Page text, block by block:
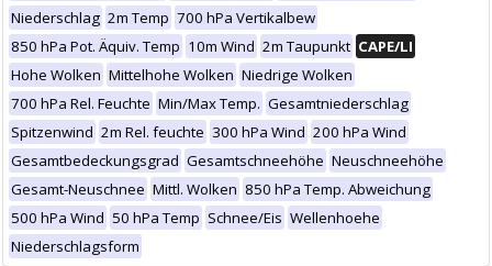
Niederschlag 2m Temp 700 hPa Vertikalbew
850 hPa Pot. Äquiv. Temp 10m Wind 2m Taupunkt CAPE/LI
Hohe Wolken Mittelhohe Wolken Niedrige Wolken
700 hPa Rel. Feuchte Min/Max Temp. Gesamtniederschlag
Spitzenwind 2m Rel. feuchte 300 hPa Wind 200 hPa Wind
Gesamtbedeckungsgrad Gesamtschneehöhe Neuschneehöhe
Gesamt-Neuschnee Mittl. Wolken 850 hPa Temp. Abweichung
500 hPa Wind 50 hPa Temp Schnee/Eis Wellenhoehe
Niederschlagsform